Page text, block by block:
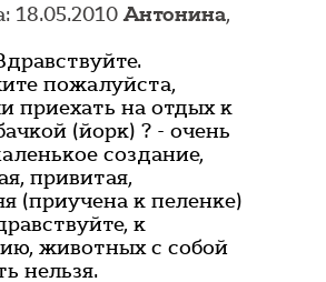
18.05.2010Антонина,
пожалуйста,
приехать на отдых к
(йорк) ? - очень
создание,
привитая,
(приучена к пеленке)
к
животных с собой
нельзя.